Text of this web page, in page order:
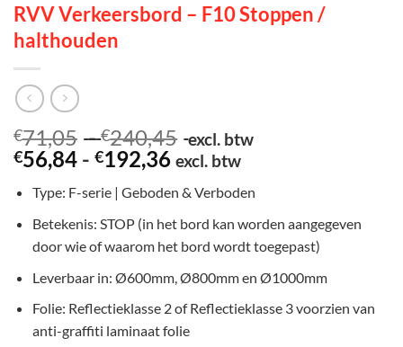
RVV Verkeersbord – F10 Stoppen /
halthouden
€71,05 - €240,45 Prijsklasse:
€71,05
€240,45
excl. btw
€56,84 - €192,36Prijsklasse:
tot
€192,36
excl. btw
Type: F-serie | Geboden & Verboden
Betekenis: STOP (in het bord kan worden aangegeven
door wie of waarom het bord wordt toegepast)
Leverbaar in: Ø600mm, Ø800mm en Ø1000mm
Folie: Reflectieklasse 2 of Reflectieklasse 3 voorzien van
anti-graffiti laminaat folie